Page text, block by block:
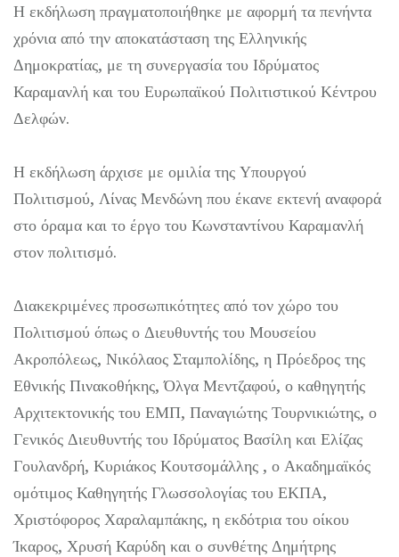
Η εκδήλωση πραγματοποιήθηκε με αφορμή τα πενήντα
χρόνια από την αποκατάσταση της Ελληνικής
Δημοκρατίας, με τη συνεργασία του Ιδρύματος
Καραμανλή και του Ευρωπαϊκού Πολιτιστικού Κέντρου
Δελφών.
Η εκδήλωση άρχισε με ομιλία της Υπουργού
Πολιτισμού, Λίνας Μενδώνη που έκανε εκτενή αναφορά
στο όραμα και το έργο του Κωνσταντίνου Καραμανλή
στον πολιτισμό.
Διακεκριμένες προσωπικότητες από τον χώρο του
Πολιτισμού όπως ο Διευθυντής του Μουσείου
Ακροπόλεως, Νικόλαος Σταμπολίδης, η Πρόεδρος της
Εθνικής Πινακοθήκης, Όλγα Μεντζαφού, ο καθηγητής
Αρχιτεκτονικής του ΕΜΠ, Παναγιώτης Τουρνικιώτης, ο
Γενικός Διευθυντής του Ιδρύματος Βασίλη και Ελίζας
Γουλανδρή, Κυριάκος Κουτσομάλλης , ο Ακαδημαϊκός
ομότιμος Καθηγητής Γλωσσολογίας του ΕΚΠΑ,
Χριστόφορος Χαραλαμπάκης, η εκδότρια του οίκου
Ίκαρος, Χρυσή Καρύδη και ο συνθέτης Δημήτρης